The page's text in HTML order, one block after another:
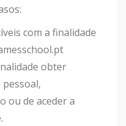
com a finalidade
obter
ou de aceder a